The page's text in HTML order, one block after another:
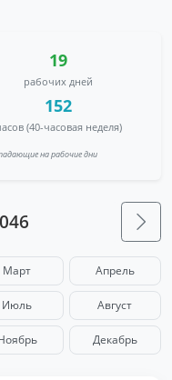
19
рабочих дней
152
(40-часовая неделя)
на рабочие дни
Март Апрель
Июль Август
Декабрь